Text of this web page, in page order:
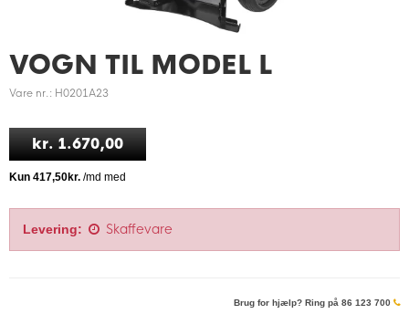
VOGN TIL MODEL L
Vare nr.: H0201A23
kr. 1.670,00
Levering: Skaffevare
Brug for hjælp? Ring på 86 123 700